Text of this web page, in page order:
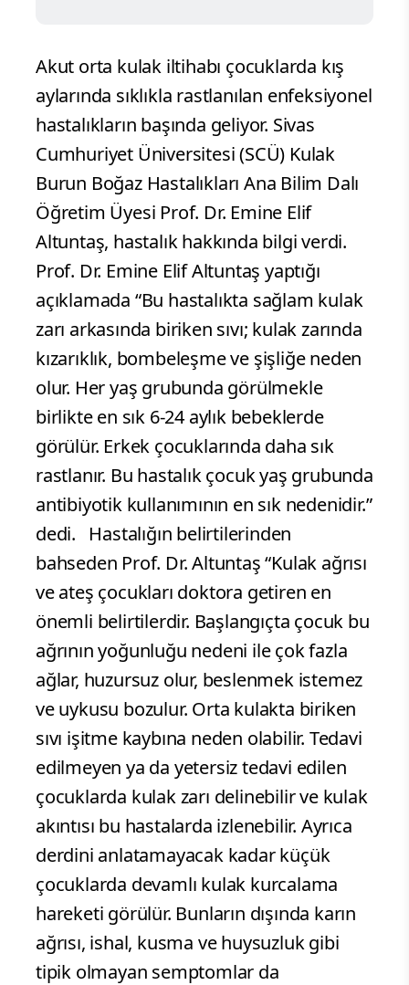
Akut orta kulak iltihabı çocuklarda kış
aylarında sıklıkla rastlanılan enfeksiyonel
hastalıkların başında geliyor. Sivas
Cumhuriyet Üniversitesi (SCÜ) Kulak
Burun Boğaz Hastalıkları Ana Bilim Dalı
Öğretim Üyesi Prof. Dr. Emine Elif
Altuntaş, hastalık hakkında bilgi verdi.
Prof. Dr. Emine Elif Altuntaş yaptığı
açıklamada “Bu hastalıkta sağlam kulak
zarı arkasında biriken sıvı; kulak zarında
kızarıklık, bombeleşme ve şişliğe neden
olur. Her yaş grubunda görülmekle
birlikte en sık 6-24 aylık bebeklerde
görülür. Erkek çocuklarında daha sık
rastlanır. Bu hastalık çocuk yaş grubunda
antibiyotik kullanımının en sık nedenidir.”
dedi. Hastalığın belirtilerinden
bahseden Prof. Dr. Altuntaş “Kulak ağrısı
ve ateş çocukları doktora getiren en
önemli belirtilerdir. Başlangıçta çocuk bu
ağrının yoğunluğu nedeni ile çok fazla
ağlar, huzursuz olur, beslenmek istemez
ve uykusu bozulur. Orta kulakta biriken
sıvı işitme kaybına neden olabilir. Tedavi
edilmeyen ya da yetersiz tedavi edilen
çocuklarda kulak zarı delinebilir ve kulak
akıntısı bu hastalarda izlenebilir. Ayrıca
derdini anlatamayacak kadar küçük
çocuklarda devamlı kulak kurcalama
hareketi görülür. Bunların dışında karın
ağrısı, ishal, kusma ve huysuzluk gibi
tipik olmayan semptomlar da